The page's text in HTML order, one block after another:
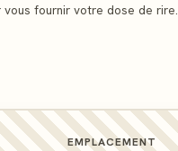
vous fournir votre dose de rire.
EMPLACEMENT